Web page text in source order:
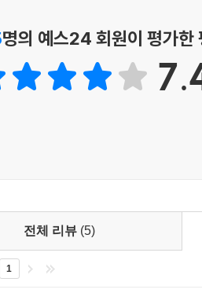
탐구가 돋보이는 본격 한국형 팩션
시절 한글의 신비로움과 역동적 개
할 수 없는 현실 앞에 고뇌하고, 도
건 해결의 열쇠를 쥔 수수께끼의 무
립과 갈등, 얽히고설킨 의혹과 사랑
한 스토리와 치밀한 복선은 지적인
명의 예스24 회원이 평가한
전체 리뷰 (5)
1